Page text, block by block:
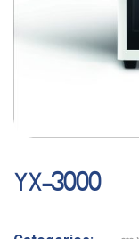
YX-3000